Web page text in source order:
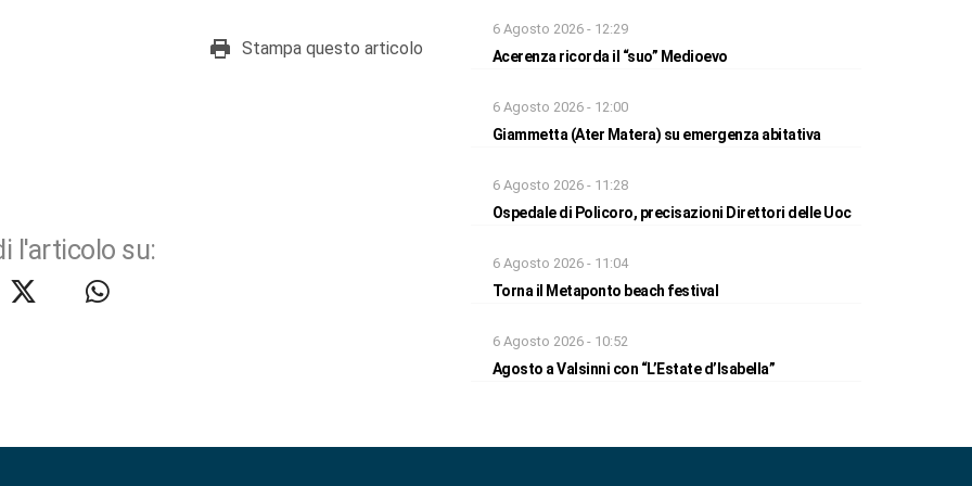
Stampa questo articolo
l'articolo su:
6 Agosto 2026 - 12:29
Acerenza ricorda il “suo” Medioevo
6 Agosto 2026 - 12:00
Giammetta (Ater Matera) su emergenza abitativa
6 Agosto 2026 - 11:28
Ospedale di Policoro, precisazioni Direttori delle Uoc
6 Agosto 2026 - 11:04
Torna il Metaponto beach festival
6 Agosto 2026 - 10:52
Agosto a Valsinni con “L’Estate d’Isabella”